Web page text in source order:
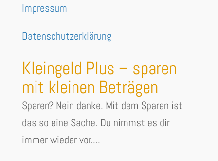
Impressum
Datenschutzerklärung
Kleingeld Plus – sparen
mit kleinen Beträgen
Sparen? Nein danke. Mit dem Sparen ist
das so eine Sache. Du nimmst es dir
immer wieder vor....